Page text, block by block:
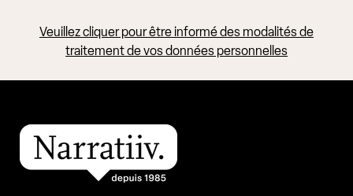
Veuillez cliquer pour être informé des modalités de
traitement de vos données personnelles